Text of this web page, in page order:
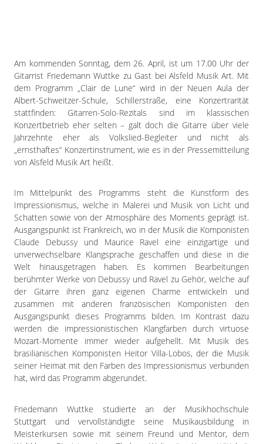
Ulrichstein
Wartenberg
Schwalm
Fulda
Gießen
Datenschutzerklärung
Am kommenden Sonntag, dem 26. April, ist um 17.00 Uhr der
Gitarrist Friedemann Wuttke zu Gast bei Alsfeld Musik Art. Mit
dem Programm „Clair de Lune“ wird in der Neuen Aula der
Albert-Schweitzer-Schule, Schillerstraße, eine Konzertrarität
stattfinden: Gitarren-Solo-Rezitals sind im klassischen
Konzertbetrieb eher selten – galt doch die Gitarre über viele
Jahrzehnte eher als Volkslied-Begleiter und nicht als
„ernsthaftes“ Konzertinstrument, wie es in der Pressemitteilung
von Alsfeld Musik Art heißt.
Im Mittelpunkt des Programms steht die Kunstform des
Impressionismus, welche in Malerei und Musik von Licht und
Schatten sowie von der Atmosphäre des Moments geprägt ist.
Ausgangspunkt ist Frankreich, wo in der Musik die Komponisten
Claude Debussy und Maurice Ravel eine einzigartige und
unverwechselbare Klangsprache geschaffen und diese in die
Welt hinausgetragen haben. Es kommen Bearbeitungen
berühmter Werke von Debussy und Ravel zu Gehör, welche auf
der Gitarre ihren ganz eigenen Charme entwickeln und
zusammen mit anderen französischen Komponisten den
Ausgangspunkt dieses Programms bilden. Im Kontrast dazu
werden die impressionistischen Klangfarben durch virtuose
Mozart-Momente immer wieder aufgehellt. Mit Musik des
brasilianischen Komponisten Heitor Villa-Lobos, der die Musik
seiner Heimat mit den Farben des Impressionismus verbunden
hat, wird das Programm abgerundet.
Friedemann Wuttke studierte an der Musikhochschule
Stuttgart und vervollständigte seine Musikausbildung in
Meisterkursen sowie mit seinem Freund und Mentor, dem